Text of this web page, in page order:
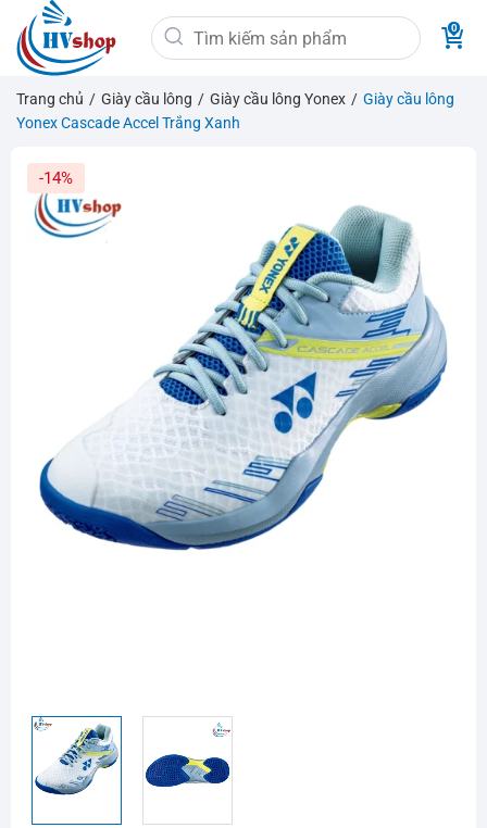
qua
nội
dung
Tìm
kiếm:
Trang chủ / Giày cầu lông / Giày cầu lông Yonex / Giày cầu lông
Yonex Cascade Accel Trắng Xanh
-14%